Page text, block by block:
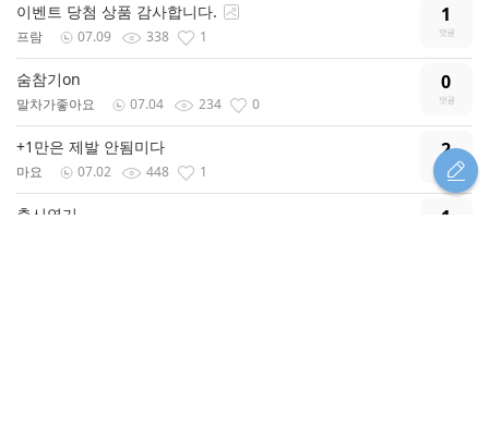
이벤트 당첨 상품 감사합니다. 1
프람 07.09 338 1
숨참기on 0
말차가좋아요 07.04 234 0
+1만은 제발 안됨미다 2
마요 07.02 448 1
출시연기... 1